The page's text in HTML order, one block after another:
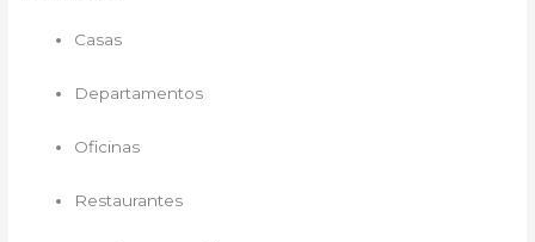
Casas
Departamentos
Oficinas
Restaurantes